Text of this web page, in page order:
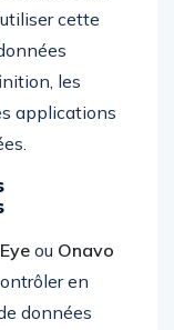
cette
les
applications
ou Onavo
en
données